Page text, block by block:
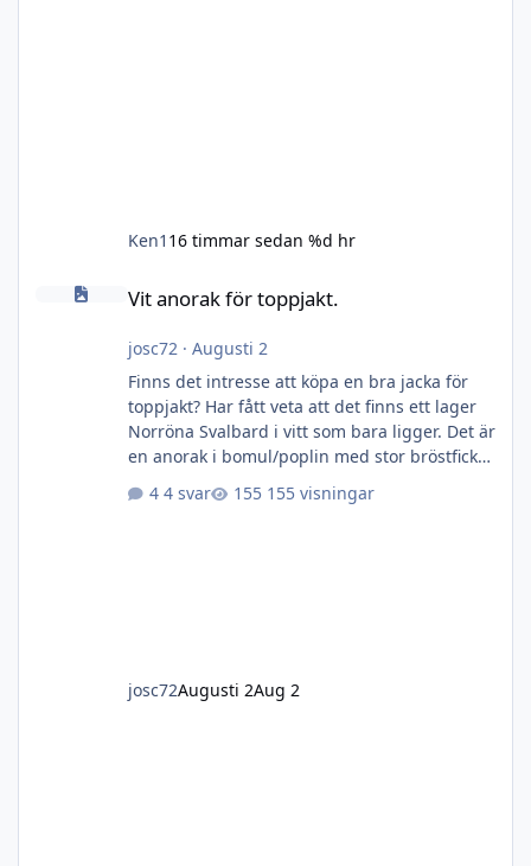
Ken1 16 timmar sedan %d hr
Vit anorak för toppjakt.
josc72 · Augusti 2
Finns det intresse att köpa en bra jacka för
toppjakt? Har fått veta att det finns ett lager
Norröna Svalbard i vitt som bara ligger. Det är
en anorak i bomul/poplin med stor bröstficka
Dragkedjan gör den lättare att komma i och
4 svar 155 visningar
josc72Augusti 2Aug 2